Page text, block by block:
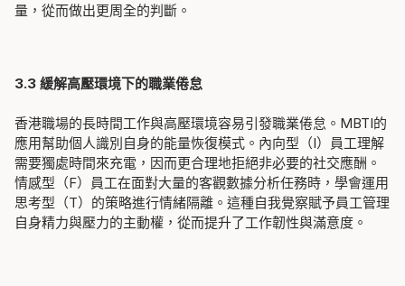
量，從而做出更周全的判斷。
3.3 緩解高壓環境下的職業倦怠
香港職場的長時間工作與高壓環境容易引發職業倦怠。MBTI的
應用幫助個人識別自身的能量恢復模式。內向型（I）員工理解
需要獨處時間來充電，因而更合理地拒絕非必要的社交應酬。
情感型（F）員工在面對大量的客觀數據分析任務時，學會運用
思考型（T）的策略進行情緒隔離。這種自我覺察賦予員工管理
自身精力與壓力的主動權，從而提升了工作韌性與滿意度。